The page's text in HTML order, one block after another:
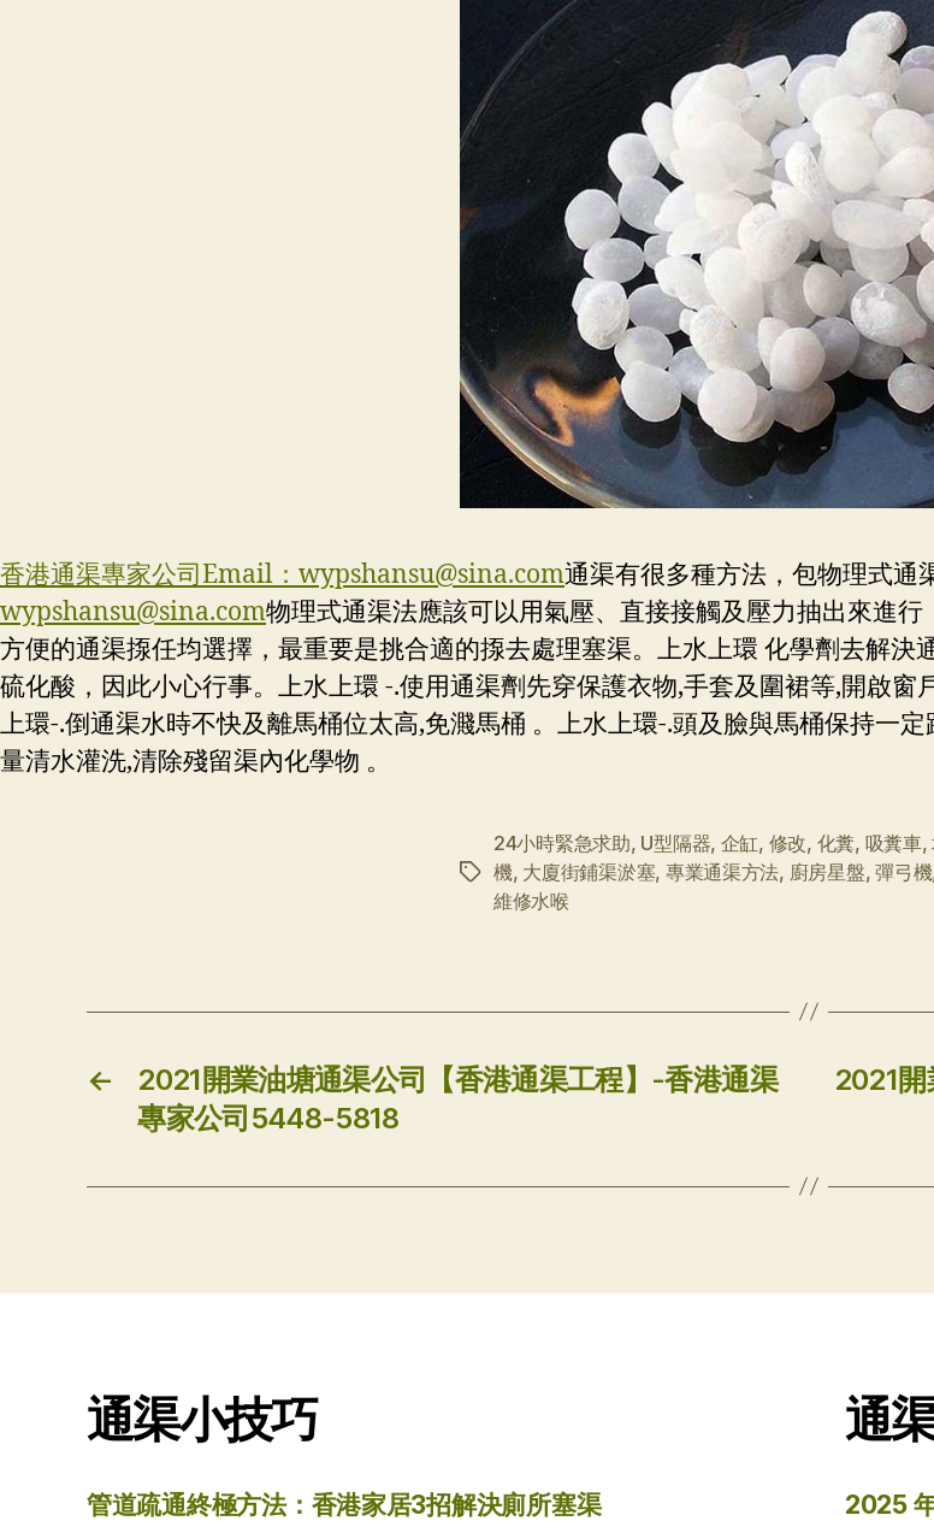
香港通渠專家公司Email： wypshansu@sina.com通渠有很多種方法，包物理式通
wypshansu@sina.com物理式通渠法應該可以用氣壓、直接接觸及壓力抽出來進
方便的通渠揼任均選擇，最重要是挑合適的揼去處理塞渠。上水上環 化學劑去解
硫化酸，因此小心行事。上水上環 -.使用通渠劑先穿保護衣物,手套及圍裙等,開啟
上環-.倒通渠水時不快及離馬桶位太高,免濺馬桶 。上水上環-.頭及臉與馬桶保持一
量清水灌洗,清除殘留渠內化學物 。
标
24小時緊急求助, U型隔器, 企缸, 修改, 化糞, 吸糞車,
機, 大廈街鋪渠淤塞, 專業通渠方法, 廚房星盤,彈弓機
維修水喉
←
2021開業油塘通渠公司【香港通渠工程】-香港通渠
專家公司5448-5818
2021
通渠小技巧
管道疏通終極方法：香港家居3招解決廁所塞渠
通
2025